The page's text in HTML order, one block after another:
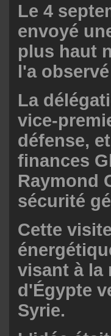
Le 4
envoyé
plus haut
l'a observé
La
vice-
défense,
finances
Raymond
sécurité
Cette
visant à la
d'Égypte
Syrie.